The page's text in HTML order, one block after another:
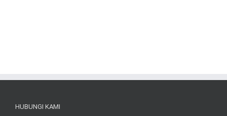
HUBUNGI KAMI